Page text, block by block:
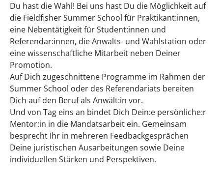
Du hast die Wahl! Bei uns hast Du die Möglichkeit auf
die Fieldfisher Summer School für Praktikant:innen,
eine Nebentätigkeit für Student:innen und
Referendar:innen, die Anwalts- und Wahlstation oder
eine wissenschaftliche Mitarbeit neben Deiner
Promotion.
Auf Dich zugeschnittene Programme im Rahmen der
Summer School oder des Referendariats bereiten
Dich auf den Beruf als Anwält:in vor.
Und von Tag eins an bindet Dich Dein:e persönliche:r
Mentor:in in die Mandatsarbeit ein. Gemeinsam
besprecht Ihr in mehreren Feedbackgesprächen
Deine juristischen Ausarbeitungen sowie Deine
individuellen Stärken und Perspektiven.